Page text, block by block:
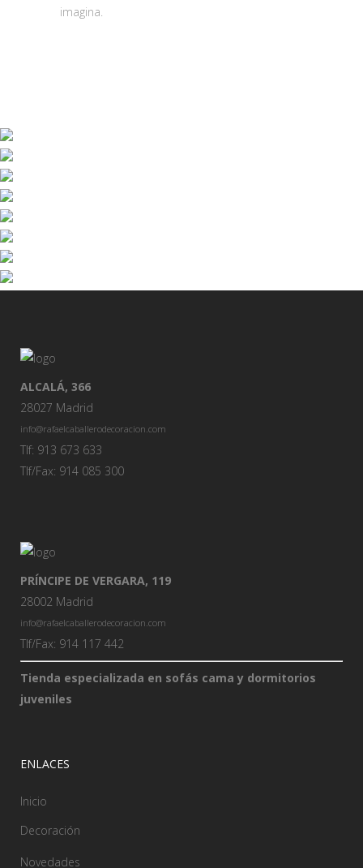
imagina.
ALCALÁ, 366
28027 Madrid
info@rafaelcaballerodecoracion.com
Tlf: 913 673 633
Tlf/Fax: 914 085 300
PRÍNCIPE DE VERGARA, 119
28002 Madrid
info@rafaelcaballerodecoracion.com
Tlf/Fax: 914 117 442
Tienda especializada en sofás cama y dormitorios
juveniles
ENLACES
Inicio
Decoración
Novedades